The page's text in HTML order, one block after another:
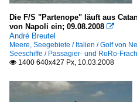
Die F/S "Partenope" läuft aus
von Napoli ein; 09.08.2008 
André Breutel
Meere, Seegebiete / Italien / Golf von
Seeschiffe / Passagier- und RoRo-
 1400 640x427 Px, 10.03.2008